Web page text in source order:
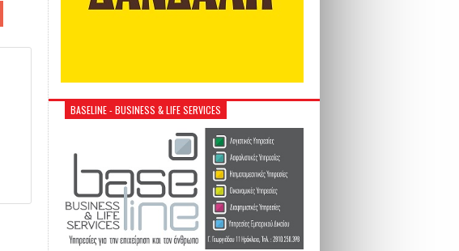
BASELINE - BUSINESS & LIFE SERVICES